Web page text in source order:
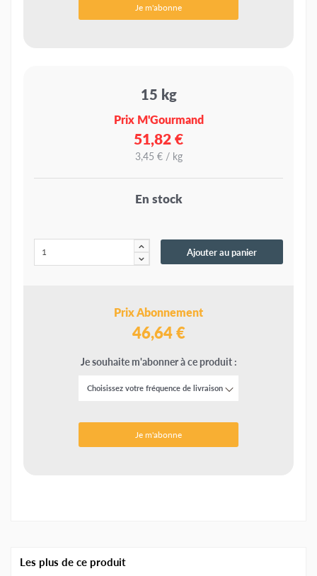
Je m'abonne
15 kg
Prix M'Gourmand
51,82 €
3,45 € / kg
En stock
Ajouter au panier
Prix Abonnement
46,64 €
Je souhaite m'abonner à ce produit :
Je m'abonne
Les plus de ce produit